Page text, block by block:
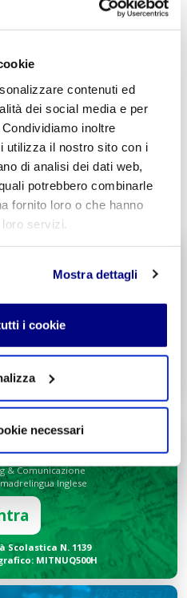
contenuti ed
dei social media e per
inoltre
utilizza il nostro sito con i
di analisi dei dati web,
potrebbero combinarle
fornito loro o che hanno
servizi.
Mostra dettagli
i cookie
necessari
Sociale
Inglese
Scolastica N. 2684
MIPMRI500E
& Comunicazione
Inglese
Scolastica N. 1139
MITNUQ500H